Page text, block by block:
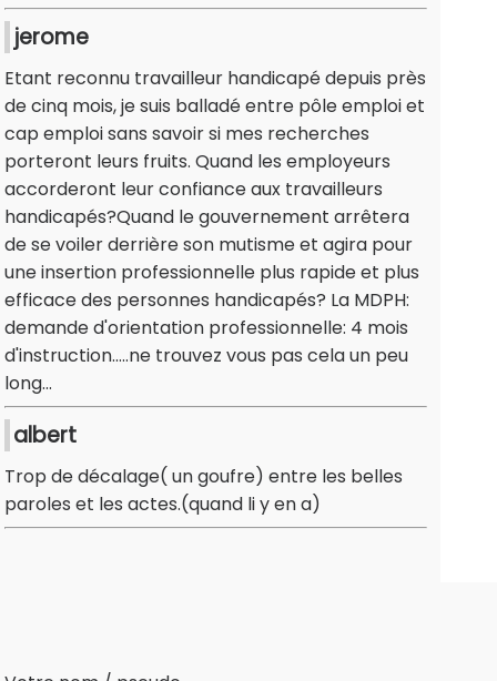
jerome
Etant reconnu travailleur handicapé depuis près
de cinq mois, je suis balladé entre pôle emploi et
cap emploi sans savoir si mes recherches
porteront leurs fruits. Quand les employeurs
accorderont leur confiance aux travailleurs
handicapés?Quand le gouvernement arrêtera
de se voiler derrière son mutisme et agira pour
une insertion professionnelle plus rapide et plus
efficace des personnes handicapés? La MDPH:
demande d'orientation professionnelle: 4 mois
d'instruction.....ne trouvez vous pas cela un peu
long...
albert
Trop de décalage( un goufre) entre les belles
paroles et les actes.(quand li y en a)